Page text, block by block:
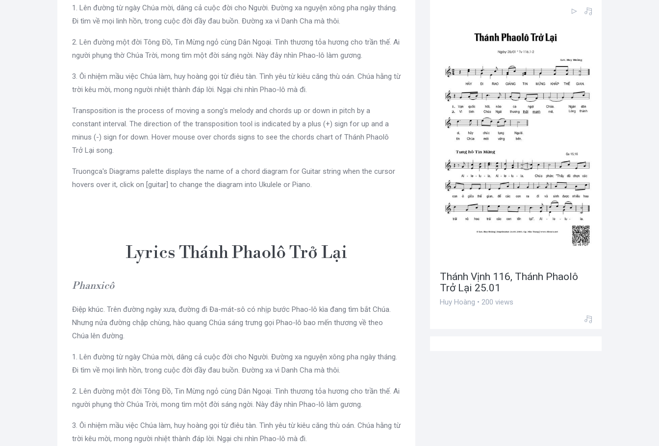
1. Lên đường từ ngày Chúa mời, dâng cả cuộc đời cho Người. Đường xa nguyện xông pha ngày tháng.
Đi tìm về mọi linh hồn, trong cuộc đời đầy đau buồn. Đường xa vì Danh Cha mà thôi.
2. Lên đường một đời Tông Đồ, Tin Mừng ngỏ cùng Dân Ngoại. Tình thương tỏa hương cho trần thế. Ai
người phụng thờ Chúa Trời, mong tìm một đời sáng ngời. Này đây nhìn Phao-lô làm gương.
3. Ôi nhiệm mầu việc Chúa làm, huy hoàng gọi từ điêu tàn. Tình yêu từ kiêu căng thù oán. Chúa hằng từ
trời kêu mời, mong người nhiệt thành đáp lời. Ngại chi nhìn Phao-lô mà đi.
Transposition is the process of moving a song's melody and chords up or down in pitch by a
constant interval. The direction of the transposition tool is indicated by a plus (+) sign for up and a
minus (-) sign for down. Hover mouse over chords signs to see the chords chart of Thánh Phaolô
Trở Lại song.
Truongca's Diagrams palette displays the name of a chord diagram for Guitar string when the cursor
hovers over it, click on [guitar] to change the diagram into Ukulele or Piano.
Lyrics Thánh Phaolô Trở Lại
Phanxicô
Điệp khúc. Trên đường ngày xưa, đường đi Đa-mát-sô có nhịp bước Phao-lô kìa đang tìm bắt Chúa.
Nhưng nửa đường chập chùng, hào quang Chúa sáng trưng gọi Phao-lô bao mến thương về theo
Chúa lên đường.
1. Lên đường từ ngày Chúa mời, dâng cả cuộc đời cho Người. Đường xa nguyện xông pha ngày tháng.
Đi tìm về mọi linh hồn, trong cuộc đời đầy đau buồn. Đường xa vì Danh Cha mà thôi.
2. Lên đường một đời Tông Đồ, Tin Mừng ngỏ cùng Dân Ngoại. Tình thương tỏa hương cho trần thế. Ai
người phụng thờ Chúa Trời, mong tìm một đời sáng ngời. Này đây nhìn Phao-lô làm gương.
3. Ôi nhiệm mầu việc Chúa làm, huy hoàng gọi từ điêu tàn. Tình yêu từ kiêu căng thù oán. Chúa hằng từ
trời kêu mời, mong người nhiệt thành đáp lời. Ngại chi nhìn Phao-lô mà đi.
Thánh Vịnh 116, Thánh Phaolô
Trở Lại 25.01
Huy Hoàng • 200 views